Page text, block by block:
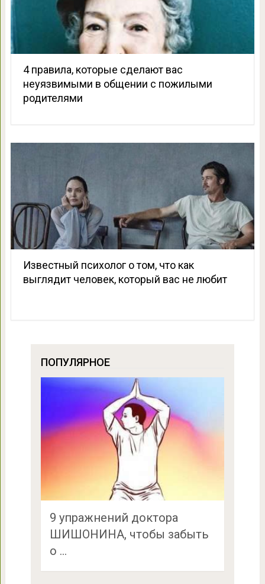
4 правила, которые сделают вас
неуязвимыми в общении с пожилыми
родителями
Известный психолог о том, что как
выглядит человек, который вас не любит
ПОПУЛЯРНОЕ
9 упражнений доктора
ШИШОНИНА, чтобы забыть
о …